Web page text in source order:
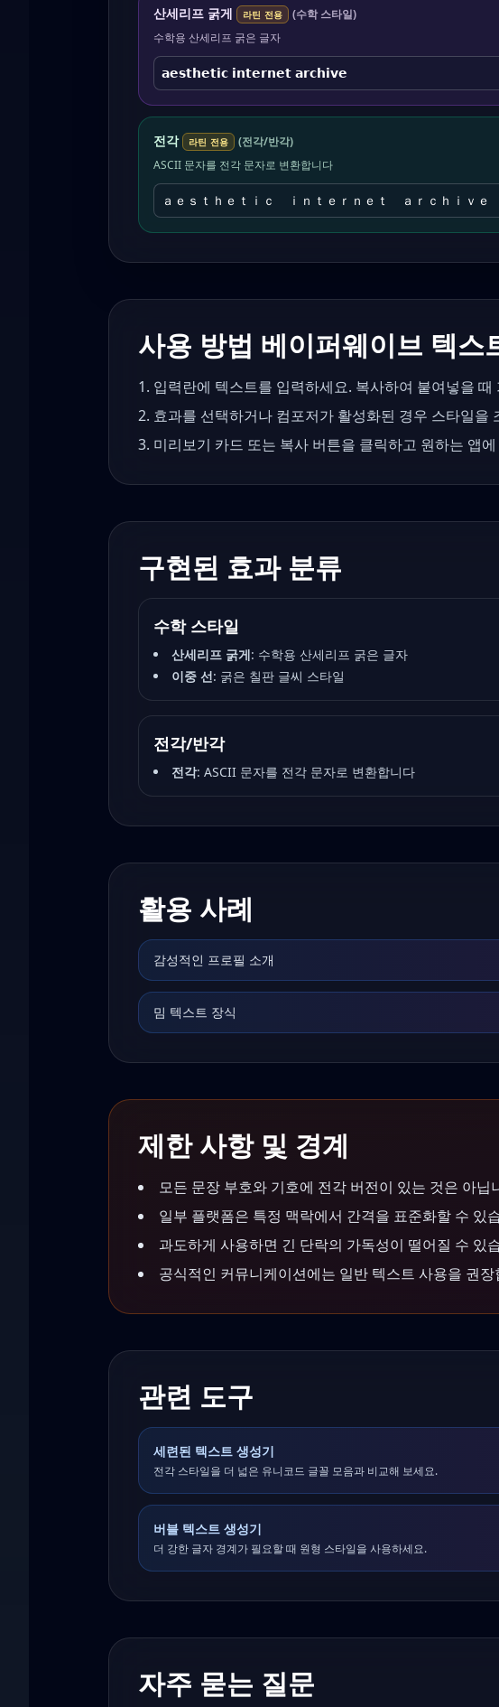
산세리프 굵게 라틴 전용 (수학 스타일)
수학용 산세리프 굵은 글자
𝗮𝗲𝘀𝘁𝗵𝗲𝘁𝗶𝗰 𝗶𝗻𝘁𝗲𝗿𝗻𝗲𝘁 𝗮𝗿𝗰𝗵𝗶𝘃𝗲
전각 라틴 전용 (전각/반각)
ASCII 문자를 전각 문자로 변환합니다
ａｅｓｔｈｅｔｉｃ ｉｎｔｅｒｎｅｔ ａｒｃｈｉｖｅ
사용 방법 베이퍼웨이브 텍스
입력란에 텍스트를 입력하세요. 복사하여 붙여넣을 때
효과를 선택하거나 컴포저가 활성화된 경우 스타일을
미리보기 카드 또는 복사 버튼을 클릭하고 원하는 앱
구현된 효과 분류
수학 스타일
산세리프 굵게: 수학용 산세리프 굵은 글자
이중 선: 굵은 칠판 글씨 스타일
전각/반각
전각: ASCII 문자를 전각 문자로 변환합니다
활용 사례
감성적인 프로필 소개
밈 텍스트 장식
제한 사항 및 경계
모든 문장 부호와 기호에 전각 버전이 있는 것은 아닙
일부 플랫폼은 특정 맥락에서 간격을 표준화할 수 있
과도하게 사용하면 긴 단락의 가독성이 떨어질 수 있
공식적인 커뮤니케이션에는 일반 텍스트 사용을 권장
관련 도구
세련된 텍스트 생성기
전각 스타일을 더 넓은 유니코드 글꼴 모음과 비교해 보세요.
버블 텍스트 생성기
더 강한 글자 경계가 필요할 때 원형 스타일을 사용하세요.
자주 묻는 질문